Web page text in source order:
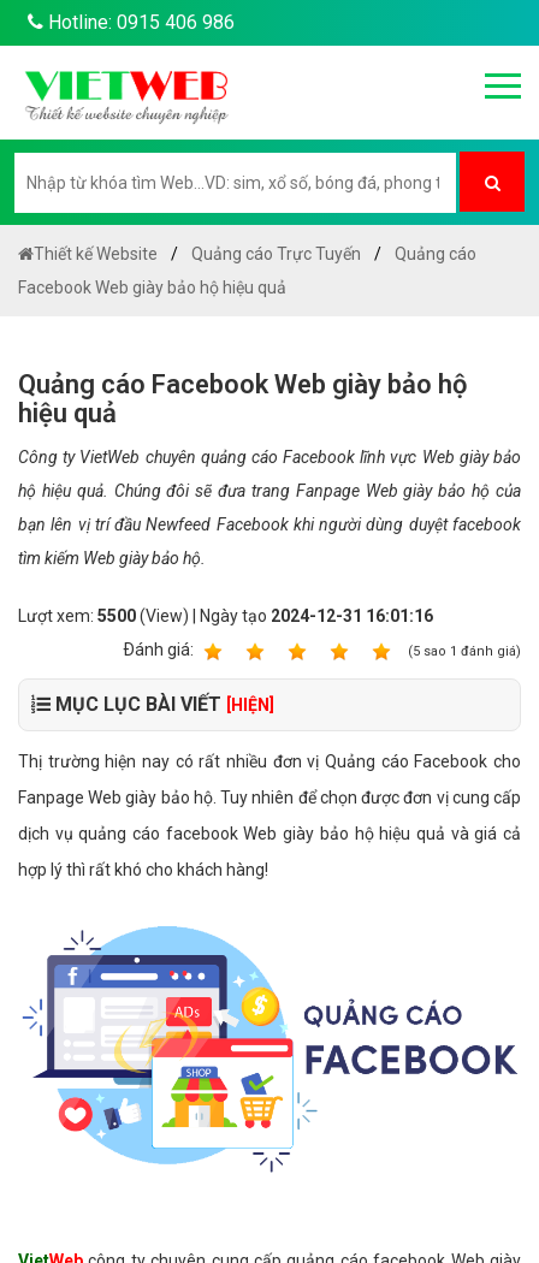
Hotline: 0915 406 986
Thiết kế Website Quảng cáo Trực Tuyến
Quảng cáo
Facebook Web giày bảo hộ hiệu quả
Quảng cáo Facebook Web giày bảo hộ
hiệu quả
Công ty VietWeb chuyên quảng cáo Facebook lĩnh vực Web giày bảo
hộ hiệu quả. Chúng đôi sẽ đưa trang Fanpage Web giày bảo hộ của
bạn lên vị trí đầu Newfeed Facebook khi người dùng duyệt facebook
tìm kiếm Web giày bảo hộ.
Lượt xem: 5500(View) | Ngày tạo 2024-12-31 16:01:16
Ðánh giá:
(5 sao 1 đánh giá)
MỤC LỤC BÀI VIẾT [HIỆN]
Thị trường hiện nay có rất nhiều đơn vị Quảng cáo Facebook cho
Fanpage Web giày bảo hộ. Tuy nhiên để chọn được đơn vị cung cấp
dịch vụ quảng cáo facebook Web giày bảo hộ hiệu quả và giá cả
hợp lý thì rất khó cho khách hàng!